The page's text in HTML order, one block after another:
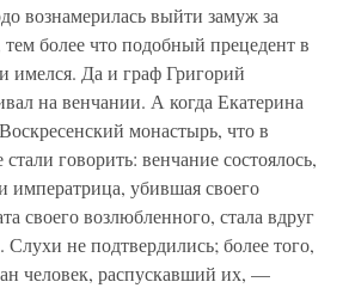
вознамерилась выйти замуж за
тем более что подобный прецедент в
имелся. Да и граф Григорий
на венчании. А когда Екатерина
монастырь, что в
говорить: венчание состоялось,
императрица, убившая своего
своего возлюбленного, стала вдруг
не подтвердились; более того,
человек, распускавший их, —